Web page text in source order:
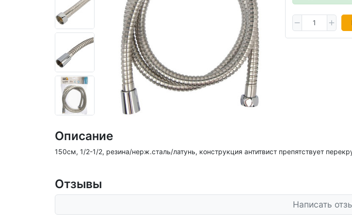
Описание
150см, 1/2-1/2, резина/нерж.сталь/латунь, конструкция антитвист препятствует
Отзывы
Написать